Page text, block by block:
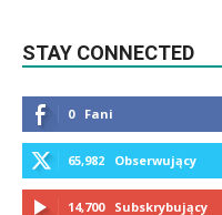
STAY CONNECTED
0 Fani
65,982 Obserwujący
14,700 Subskrybujący